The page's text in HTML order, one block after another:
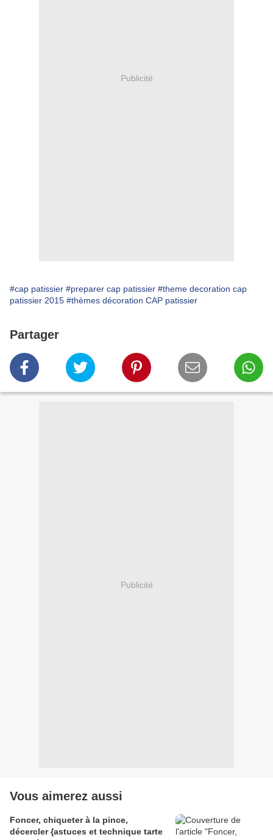
Publicité
#cap patissier #preparer cap patissier #theme decoration cap
patissier 2015 #thèmes décoration CAP patissier
Partager
Publicité
Vous aimerez aussi
Foncer, chiqueter à la pince,
décercler {astuces et technique tarte